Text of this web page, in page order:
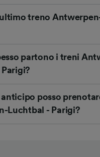
treno
partono i treni
posso
Luchtbal - Parigi?